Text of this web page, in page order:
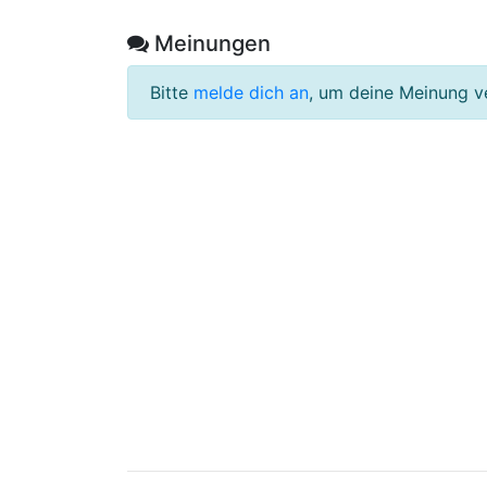
Meinungen
Bitte melde dich an, um deine Meinung